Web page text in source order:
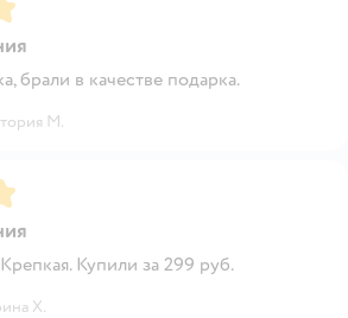
брали в качестве подарка.
М.
Купили за 299 руб.
Х.